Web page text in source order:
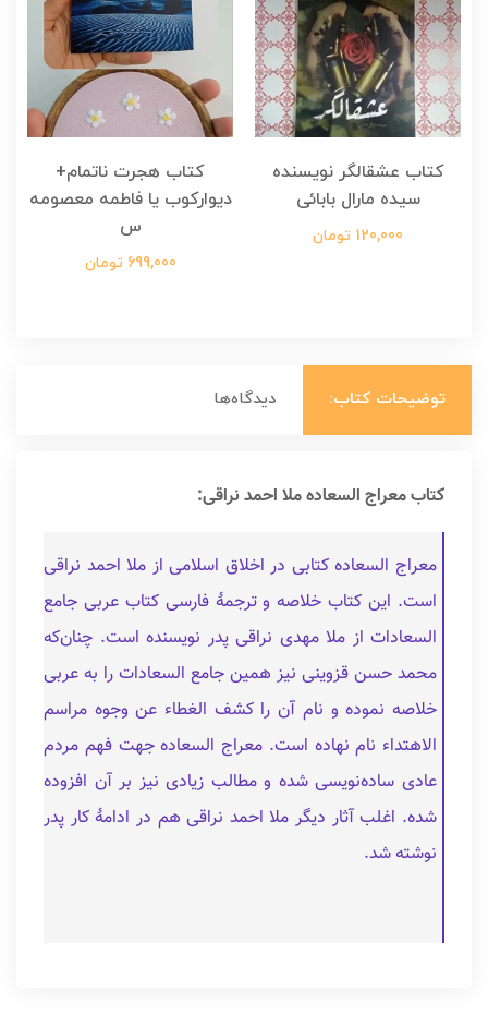
کتاب عشقالگر نویسنده
سیده مارال بابائی
120,000 تومان
کتاب هجرت ناتمام+
دیوارکوب یا فاطمه معصومه
س
699,000 تومان
توضیحات کتاب: دیدگاه‌ها
کتاب معراج السعاده ملا احمد نراقی:
معراج السعاده کتابی در اخلاق اسلامی از ملا احمد نراقی
است. این کتاب خلاصه و ترجمهٔ فارسی کتاب عربی جامع
السعادات از ملا مهدی نراقی پدر نویسنده است. چنان‌که
محمد حسن قزوینی نیز همین جامع السعادات را به عربی
خلاصه نموده و نام آن را کشف الغطاء عن وجوه مراسم
الاهتداء نام نهاده است. معراج السعاده جهت فهم مردم
عادی ساده‌نویسی شده و مطالب زیادی نیز بر آن افزوده
شده. اغلب آثار دیگر ملا احمد نراقی هم در ادامهٔ کار پدر
نوشته شد.